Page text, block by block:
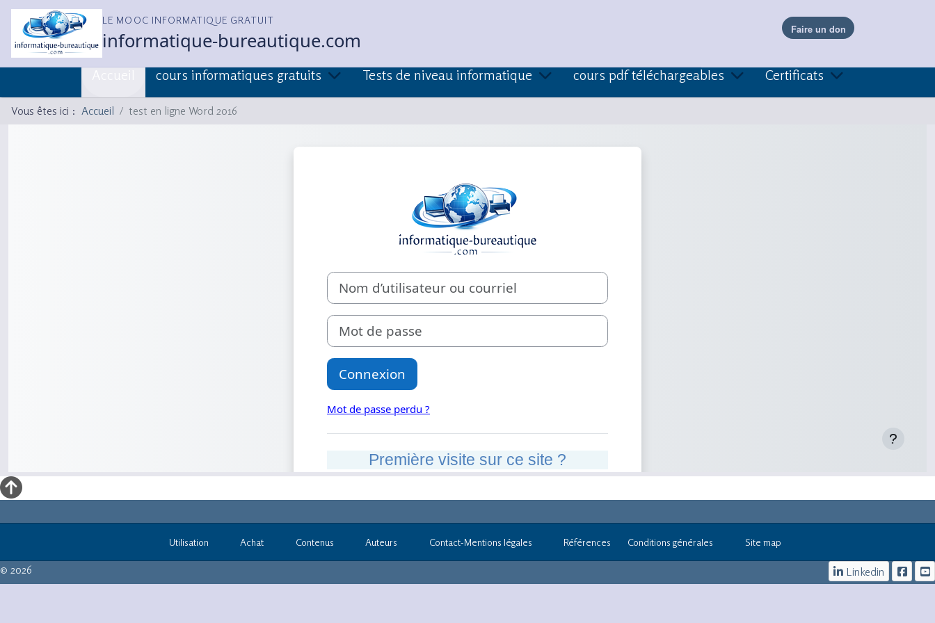
LE MOOC INFORMATIQUE GRATUIT
informatique-bureautique.com
cours informatiques gratuits Tests de niveau informatique cours pdf téléchargeables Certificats
Vous êtes ici : Accueil test en ligne Word 2016
Utilisation Achat Contenus Auteurs Contact-Mentions légales Références Conditions générales Site map
© 2026 Linkedin